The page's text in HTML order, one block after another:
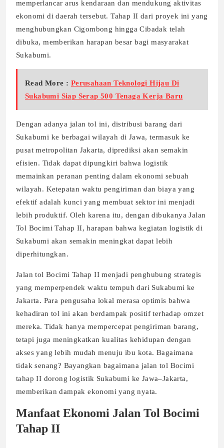
memperlancar arus kendaraan dan mendukung aktivitas
ekonomi di daerah tersebut. Tahap II dari proyek ini yang
menghubungkan Cigombong hingga Cibadak telah
dibuka, memberikan harapan besar bagi masyarakat
Sukabumi.
Read More : Perusahaan Teknologi Hijau Di
Sukabumi Siap Serap 500 Tenaga Kerja Baru
Dengan adanya jalan tol ini, distribusi barang dari
Sukabumi ke berbagai wilayah di Jawa, termasuk ke
pusat metropolitan Jakarta, diprediksi akan semakin
efisien. Tidak dapat dipungkiri bahwa logistik
memainkan peranan penting dalam ekonomi sebuah
wilayah. Ketepatan waktu pengiriman dan biaya yang
efektif adalah kunci yang membuat sektor ini menjadi
lebih produktif. Oleh karena itu, dengan dibukanya Jalan
Tol Bocimi Tahap II, harapan bahwa kegiatan logistik di
Sukabumi akan semakin meningkat dapat lebih
diperhitungkan.
Jalan tol Bocimi Tahap II menjadi penghubung strategis
yang memperpendek waktu tempuh dari Sukabumi ke
Jakarta. Para pengusaha lokal merasa optimis bahwa
kehadiran tol ini akan berdampak positif terhadap omzet
mereka. Tidak hanya mempercepat pengiriman barang,
tetapi juga meningkatkan kualitas kehidupan dengan
akses yang lebih mudah menuju ibu kota. Bagaimana
tidak senang? Bayangkan bagaimana jalan tol Bocimi
tahap II dorong logistik Sukabumi ke Jawa–Jakarta,
memberikan dampak ekonomi yang nyata.
Manfaat Ekonomi Jalan Tol Bocimi
Tahap II